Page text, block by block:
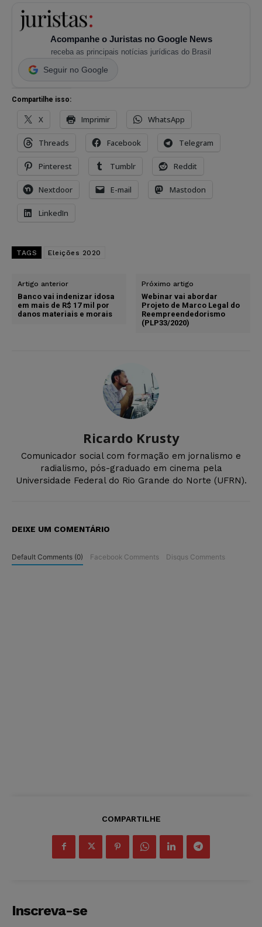
Acompanhe o Juristas no Google News
receba as principais notícias jurídicas do Brasil
Seguir no Google
Compartilhe isso:
X Imprimir WhatsApp
Threads Facebook Telegram
Pinterest Tumblr Reddit
Nextdoor E-mail Mastodon
LinkedIn
TAGS Eleições 2020
Artigo anterior
Banco vai indenizar idosa
em mais de R$ 17 mil por
danos materiais e morais
Próximo artigo
Webinar vai abordar
Projeto de Marco Legal do
Reempreendedorismo
(PLP33/2020)
Ricardo Krusty
Comunicador social com formação em jornalismo e
radialismo, pós-graduado em cinema pela
Universidade Federal do Rio Grande do Norte (UFRN).
DEIXE UM COMENTÁRIO
Default Comments (0) Facebook Comments Disqus Comments
COMPARTILHE
Inscreva-se